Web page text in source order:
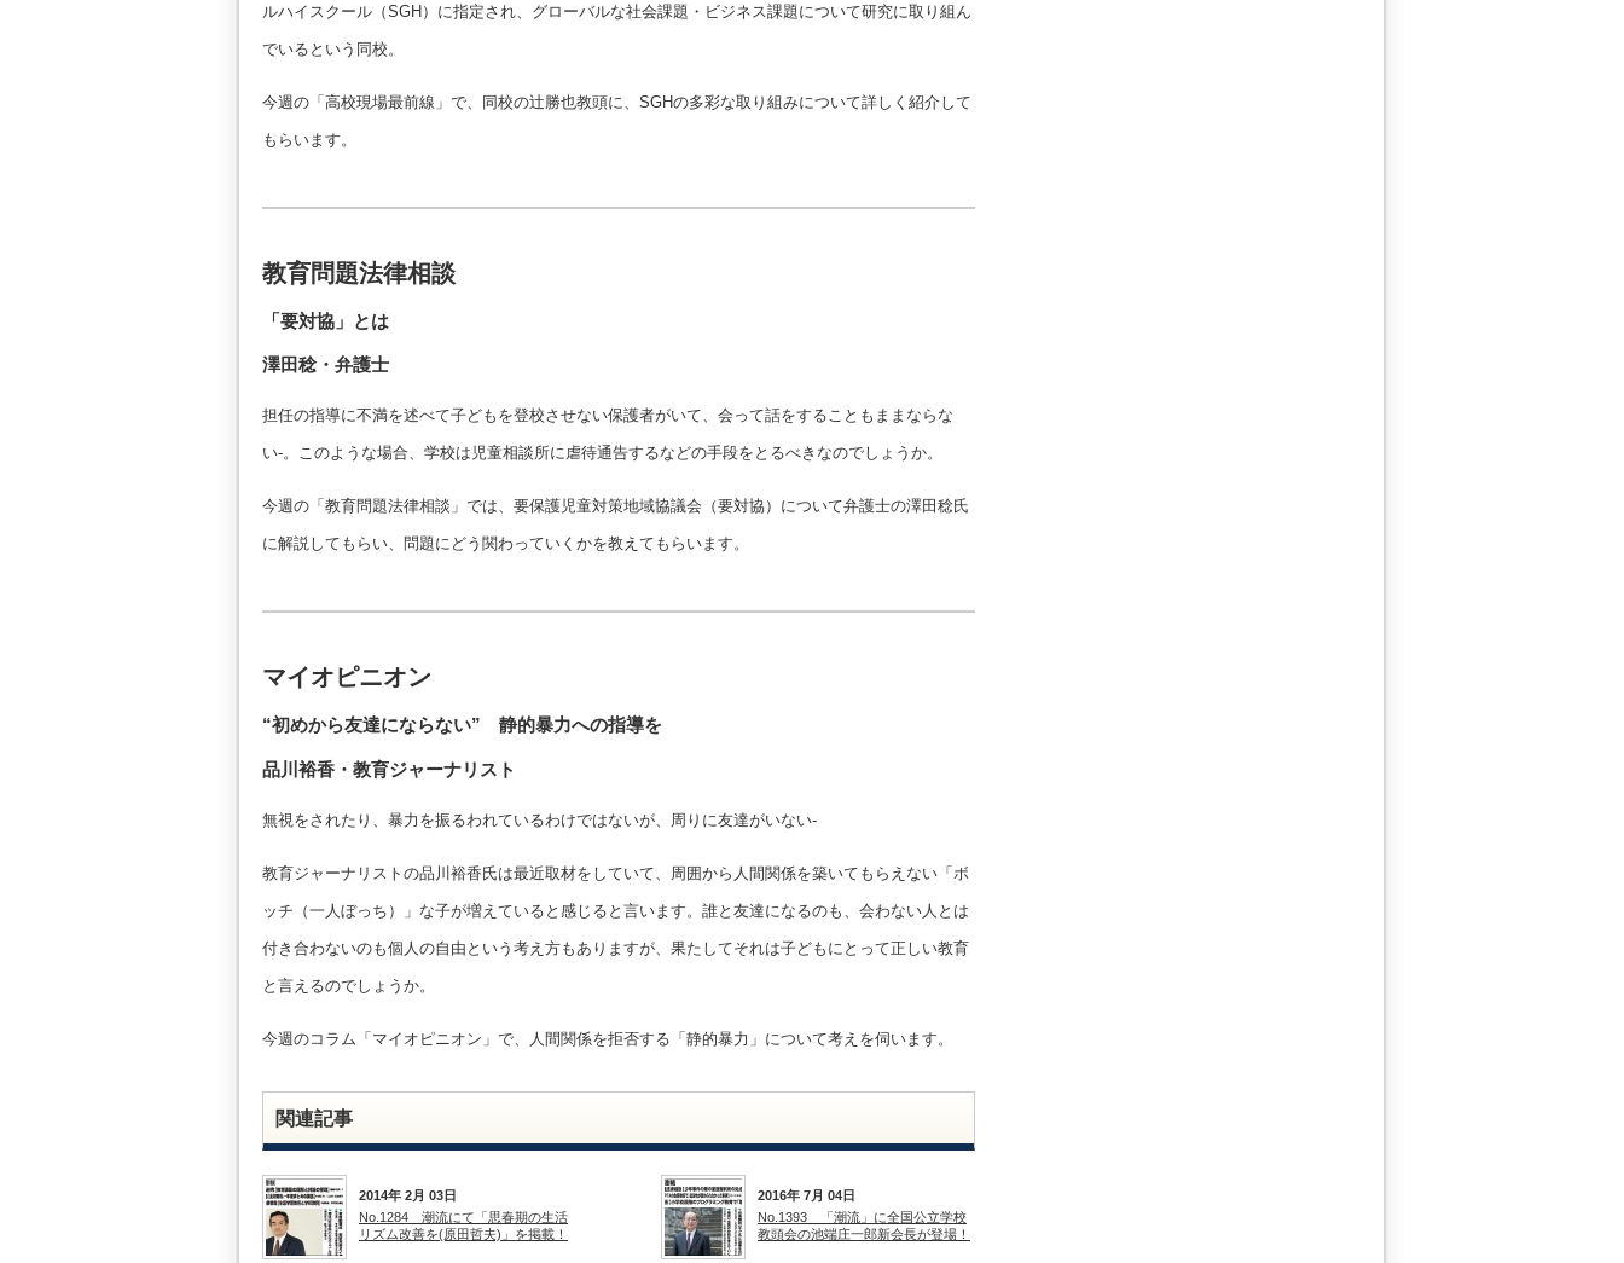
ルハイスクール（SGH）に指定され、グローバルな社会課題・ビジネス課題について研究に取り組ん
でいるという同校。
今週の「高校現場最前線」で、同校の辻勝也教頭に、SGHの多彩な取り組みについて詳しく紹介して
もらいます。
教育問題法律相談
「要対協」とは
澤田稔・弁護士
担任の指導に不満を述べて子どもを登校させない保護者がいて、会って話をすることもままならな
い-。このような場合、学校は児童相談所に虐待通告するなどの手段をとるべきなのでしょうか。
今週の「教育問題法律相談」では、要保護児童対策地域協議会（要対協）について弁護士の澤田稔氏
に解説してもらい、問題にどう関わっていくかを教えてもらいます。
マイオピニオン
“初めから友達にならない” 静的暴力への指導を
品川裕香・教育ジャーナリスト
無視をされたり、暴力を振るわれているわけではないが、周りに友達がいない-
教育ジャーナリストの品川裕香氏は最近取材をしていて、周囲から人間関係を築いてもらえない「ボ
ッチ（一人ぼっち）」な子が増えていると感じると言います。誰と友達になるのも、会わない人とは
付き合わないのも個人の自由という考え方もありますが、果たしてそれは子どもにとって正しい教育
と言えるのでしょうか。
今週のコラム「マイオピニオン」で、人間関係を拒否する「静的暴力」について考えを伺います。
関連記事
2014年 2月 03日
No.1284 潮流にて「思春期の生活
リズム改善を(原田哲夫)」を掲載！
2016年 7月 04日
No.1393 「潮流」に全国公立学校
教頭会の池端庄一郎新会長が登場！